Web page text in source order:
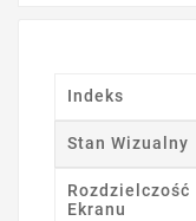
Indeks
Stan Wizualny
Rozdzielczość
Ekranu